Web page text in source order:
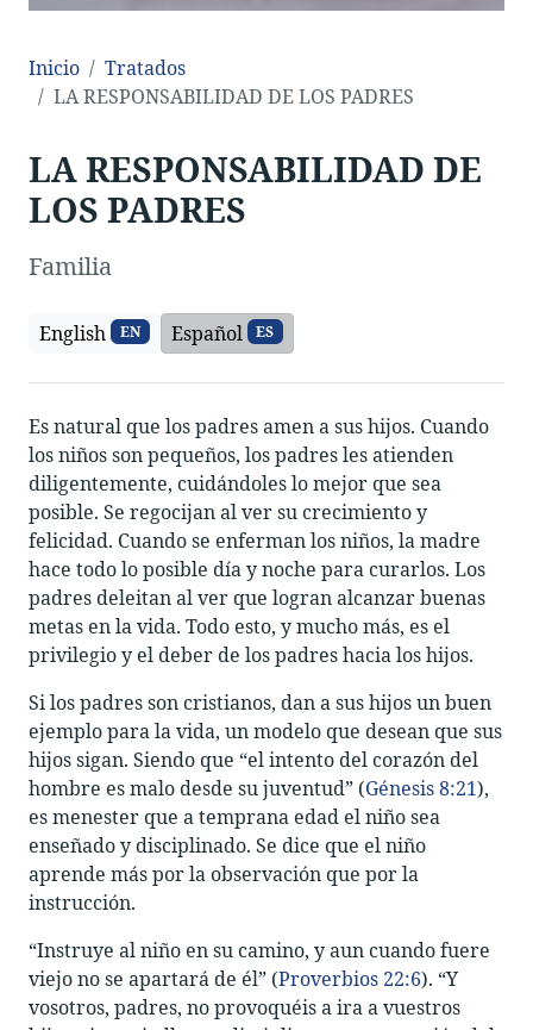
Inicio
Tratados
LA RESPONSABILIDAD DE LOS PADRES
LA RESPONSABILIDAD DE
LOS PADRES
Familia
English EN Español ES
Es natural que los padres amen a sus hijos. Cuando
los niños son pequeños, los padres les atienden
diligentemente, cuidándoles lo mejor que sea
posible. Se regocijan al ver su crecimiento y
felicidad. Cuando se enferman los niños, la madre
hace todo lo posible día y noche para curarlos. Los
padres deleitan al ver que logran alcanzar buenas
metas en la vida. Todo esto, y mucho más, es el
privilegio y el deber de los padres hacia los hijos.
Si los padres son cristianos, dan a sus hijos un buen
ejemplo para la vida, un modelo que desean que sus
hijos sigan. Siendo que “el intento del corazón del
hombre es malo desde su juventud” (Génesis 8:21),
es menester que a temprana edad el niño sea
enseñado y disciplinado. Se dice que el niño
aprende más por la observación que por la
instrucción.
“Instruye al niño en su camino, y aun cuando fuere
viejo no se apartará de él” (Proverbios 22:6). “Y
vosotros, padres, no provoquéis a ira a vuestros